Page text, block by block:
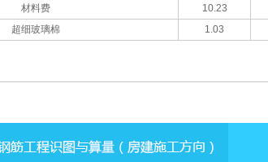
材料费 10.23
超细玻璃棉 1.03